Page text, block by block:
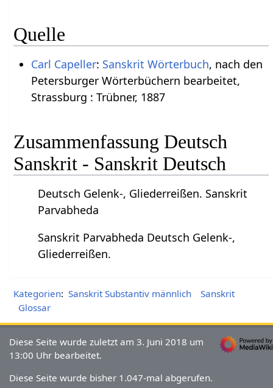
Quelle
Carl Capeller: Sanskrit Wörterbuch, nach den
Petersburger Wörterbüchern bearbeitet,
Strassburg : Trübner, 1887
Zusammenfassung Deutsch
Sanskrit - Sanskrit Deutsch
Deutsch Gelenk-, Gliederreißen. Sanskrit
Parvabheda
Sanskrit Parvabheda Deutsch Gelenk-,
Gliederreißen.
Kategorien: Sanskrit Substantiv männlich
Sanskrit
Glossar
Diese Seite wurde zuletzt am 3. Juni 2018 um
13:00 Uhr bearbeitet.
Diese Seite wurde bisher 1.047-mal abgerufen.